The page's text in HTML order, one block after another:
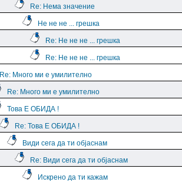
Re: Нема значение
Не не не ... грешка
Re: Не не не ... грешка
Re: Не не не ... грешка
Re: Много ми е умилително
Re: Много ми е умилително
Това Е ОБИДА !
Re: Това Е ОБИДА !
Види сега да ти објаснам
Re: Види сега да ти објаснам
Искрено да ти кажам